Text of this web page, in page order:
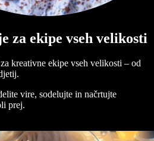
za ekipe vseh velikosti
kreativne ekipe vseh velikosti – od
vire, sodelujte in načrtujte
prej.